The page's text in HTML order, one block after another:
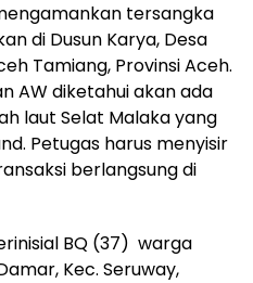
tersangka
di Dusun Karya, Desa
Tamiang, Provinsi Aceh.
AW diketahui akan ada
laut Selat Malaka yang
Petugas harus menyisir
berlangsung di
BQ (37) warga
Kec. Seruway,